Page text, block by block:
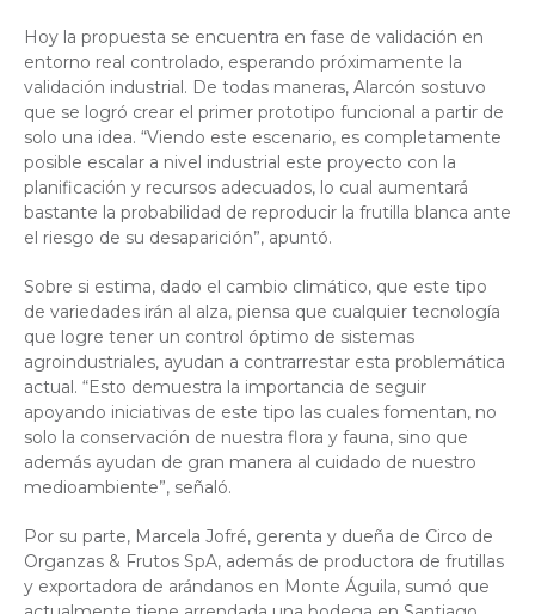
Hoy la propuesta se encuentra en fase de validación en
entorno real controlado, esperando próximamente la
validación industrial. De todas maneras, Alarcón sostuvo
que se logró crear el primer prototipo funcional a partir de
solo una idea. “Viendo este escenario, es completamente
posible escalar a nivel industrial este proyecto con la
planificación y recursos adecuados, lo cual aumentará
bastante la probabilidad de reproducir la frutilla blanca ante
el riesgo de su desaparición”, apuntó.
Sobre si estima, dado el cambio climático, que este tipo
de variedades irán al alza, piensa que cualquier tecnología
que logre tener un control óptimo de sistemas
agroindustriales, ayudan a contrarrestar esta problemática
actual. “Esto demuestra la importancia de seguir
apoyando iniciativas de este tipo las cuales fomentan, no
solo la conservación de nuestra flora y fauna, sino que
además ayudan de gran manera al cuidado de nuestro
medioambiente”, señaló.
Por su parte, Marcela Jofré, gerenta y dueña de Circo de
Organzas & Frutos SpA, además de productora de frutillas
y exportadora de arándanos en Monte Águila, sumó que